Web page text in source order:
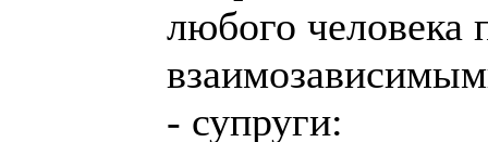
любого человека
- супруги: